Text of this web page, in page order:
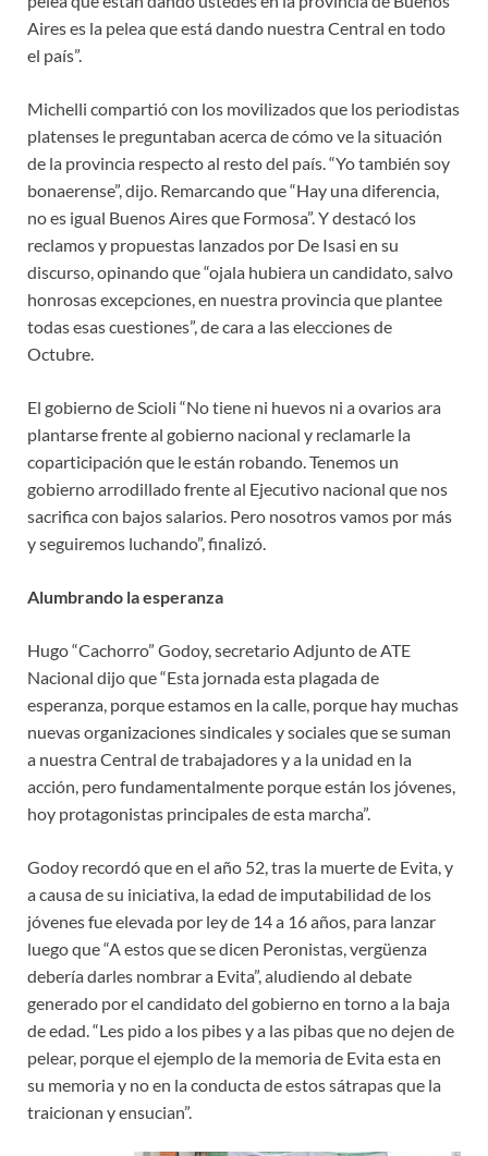
Aires es la pelea que está dando nuestra Central en todo
el país”.
Michelli compartió con los movilizados que los periodistas
platenses le preguntaban acerca de cómo ve la situación
de la provincia respecto al resto del país. “Yo también soy
bonaerense”, dijo. Remarcando que “Hay una diferencia,
no es igual Buenos Aires que Formosa”. Y destacó los
reclamos y propuestas lanzados por De Isasi en su
discurso, opinando que “ojala hubiera un candidato, salvo
honrosas excepciones, en nuestra provincia que plantee
todas esas cuestiones”, de cara a las elecciones de
Octubre.
El gobierno de Scioli “No tiene ni huevos ni a ovarios ara
plantarse frente al gobierno nacional y reclamarle la
coparticipación que le están robando. Tenemos un
gobierno arrodillado frente al Ejecutivo nacional que nos
sacrifica con bajos salarios. Pero nosotros vamos por más
y seguiremos luchando”, finalizó.
Alumbrando la esperanza
Hugo “Cachorro” Godoy, secretario Adjunto de ATE
Nacional dijo que “Esta jornada esta plagada de
esperanza, porque estamos en la calle, porque hay muchas
nuevas organizaciones sindicales y sociales que se suman
a nuestra Central de trabajadores y a la unidad en la
acción, pero fundamentalmente porque están los jóvenes,
hoy protagonistas principales de esta marcha”.
Godoy recordó que en el año 52, tras la muerte de Evita, y
a causa de su iniciativa, la edad de imputabilidad de los
jóvenes fue elevada por ley de 14 a 16 años, para lanzar
luego que “A estos que se dicen Peronistas, vergüenza
debería darles nombrar a Evita”, aludiendo al debate
generado por el candidato del gobierno en torno a la baja
de edad. “Les pido a los pibes y a las pibas que no dejen de
pelear, porque el ejemplo de la memoria de Evita esta en
su memoria y no en la conducta de estos sátrapas que la
traicionan y ensucian”.